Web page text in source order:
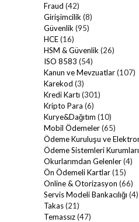
Fraud (42)
Girişimcilik (8)
Güvenlik (95)
HCE(16)
HSM & Güvenlik (26)
ISO 8583 (54)
Kanun ve Mevzuatlar(107)
Karekod (3)
Kredi Kartı (301)
Kripto Para (6)
Kurye&Dağıtım (10)
Mobil Ödemeler(65)
Ödeme Kuruluşu ve
Ödeme Sistemleri Kurumları
Okurlarımdan Gelenler(4)
Ön Ödemeli Kartlar(15)
Online & Otorizasyon (66)
Servis Modeli Bankacılığı (4)
Takas(21)
Temassız(47)